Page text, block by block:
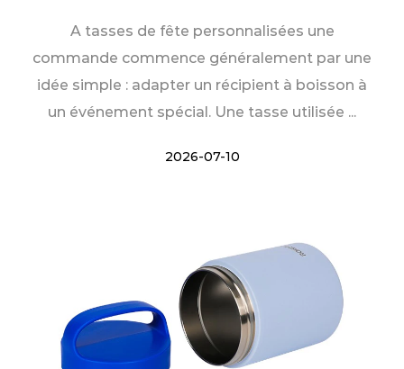
A tasses de fête personnalisées une
commande commence généralement par une
idée simple : adapter un récipient à boisson à
un événement spécial. Une tasse utilisée ...
2026-07-10